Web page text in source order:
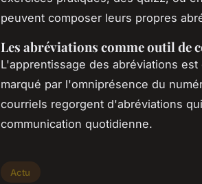
peuvent composer leurs propres
Les abréviations comme outil de
L'apprentissage des abréviations
marqué par l'omniprésence du
courriels regorgent d'abréviations
communication quotidienne.
Actu